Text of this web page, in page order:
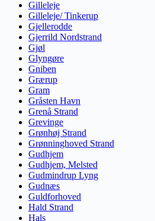
Gilleleje
Gilleleje/ Tinkerup
Gjellerodde
Gjerrild Nordstrand
Gjøl
Glyngøre
Gniben
Grærup
Gram
Gråsten Havn
Grenå Strand
Grevinge
Grønhøj Strand
Grønninghoved Strand
Gudhjem
Gudhjem, Melsted
Gudmindrup Lyng
Gudnæs
Guldforhoved
Hald Strand
Hals